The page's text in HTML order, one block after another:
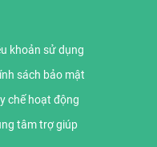
khoản sử dụng
sách bảo mật
chế hoạt động
tâm trợ giúp